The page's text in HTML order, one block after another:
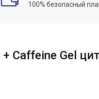
100% безопасный
+ Caffeine Gel